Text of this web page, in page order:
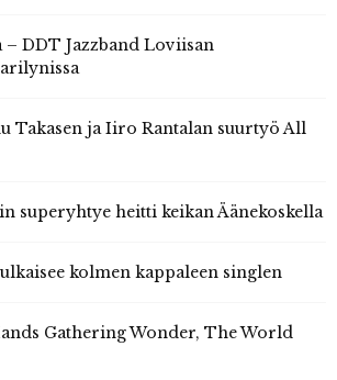
DDT Jazzband Loviisan
Takasen ja Iiro Rantalan suurtyö All
superyhtye heitti keikan Äänekoskella
kolmen kappaleen singlen
Gathering Wonder, The World